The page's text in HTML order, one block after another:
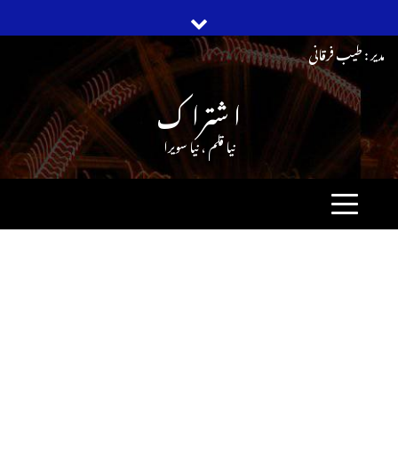
content
مدیر : طیب فرقانی
ا شترا ک
نیا قلم ، نیا سویرا